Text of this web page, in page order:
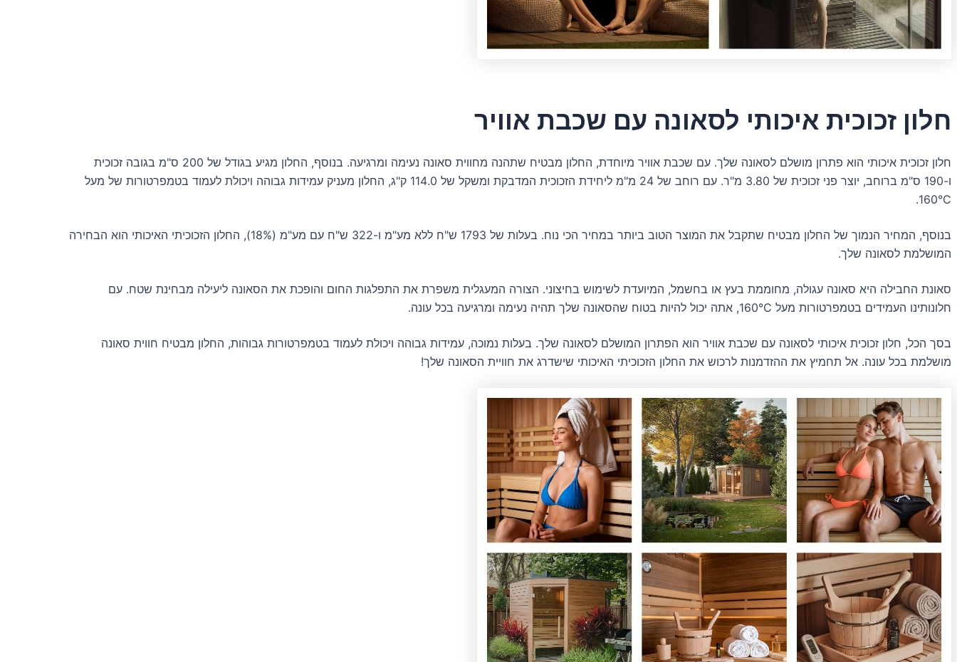
חלון זכוכית איכותי לסאונה עם שכבת אוויר
חלון זכוכית איכותי הוא פתרון מושלם לסאונה שלך. עם שכבת אוויר מיוחדת, החלון מבטיח שתהנה מחווית סאונה נעימה ומרגיעה. בנוסף, החלון מגיע בגודל של 200 ס"מ בגובה זכוכית
ו-190 ס"מ ברוחב, יוצר פני זכוכית של 3.80 מ"ר. עם רוחב של 24 מ"מ ליחידת הזכוכית המדבקת ומשקל של 114.0 ק"ג, החלון מעניק עמידות גבוהה ויכולת לעמוד בטמפרטורות של מעל
160°C.
בנוסף, המחיר הנמוך של החלון מבטיח שתקבל את המוצר הטוב ביותר במחיר הכי נוח. בעלות של 1793 ש"ח ללא מע"מ ו-322 ש"ח עם מע"מ (18%), החלון הזכוכיתי האיכותי הוא הבחירה
המושלמת לסאונה שלך.
סאונת החבילה היא סאונה עגולה, מחוממת בעץ או בחשמל, המיועדת לשימוש בחיצוני. הצורה המעגלית משפרת את התפלגות החום והופכת את הסאונה ליעילה מבחינת שטח. עם
חלונותינו העמידים בטמפרטורות מעל 160°C, אתה יכול להיות בטוח שהסאונה שלך תהיה נעימה ומרגיעה בכל עונה.
בסך הכל, חלון זכוכית איכותי לסאונה עם שכבת אוויר הוא הפתרון המושלם לסאונה שלך. בעלות נמוכה, עמידות גבוהה ויכולת לעמוד בטמפרטורות גבוהות, החלון מבטיח חווית סאונה
מושלמת בכל עונה. אל תחמיץ את ההזדמנות לרכוש את החלון הזכוכיתי האיכותי שישדרג את חוויית הסאונה שלך!